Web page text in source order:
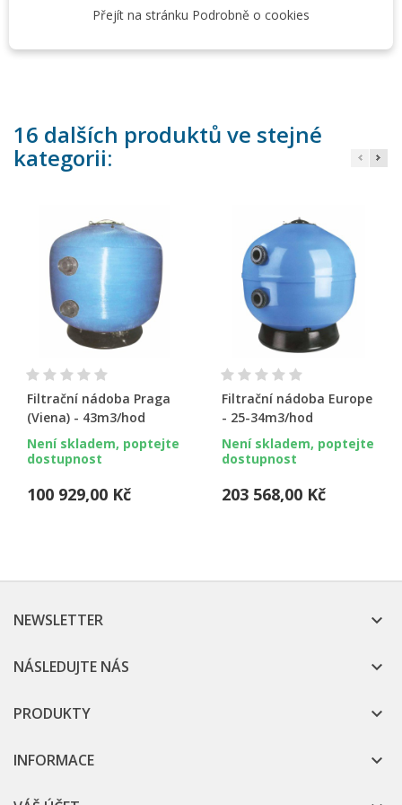
polythylenu s vysokou hustotou. 6-ti cestný ventil je
16 dalších produktů ve stejné
kategorii:
Filtrační nádoba Praga
(Viena) - 43m3/hod
Není skladem, poptejte
dostupnost
100 929,00 Kč
Filtrační nádoba Europe
- 25-34m3/hod
Není skladem, poptejte
dostupnost
203 568,00 Kč
NEWSLETTER 
NÁSLEDUJTE NÁS 
PRODUKTY 
INFORMACE 
Přejít na stránku Podrobně o cookies